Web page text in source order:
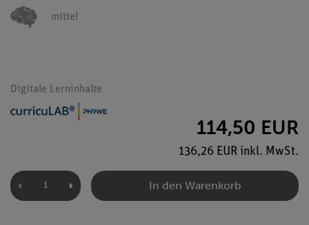
mittel
Digitale Lerninhalte
114,50 EUR
136,26 EUR inkl. MwSt.
In den Warenkorb